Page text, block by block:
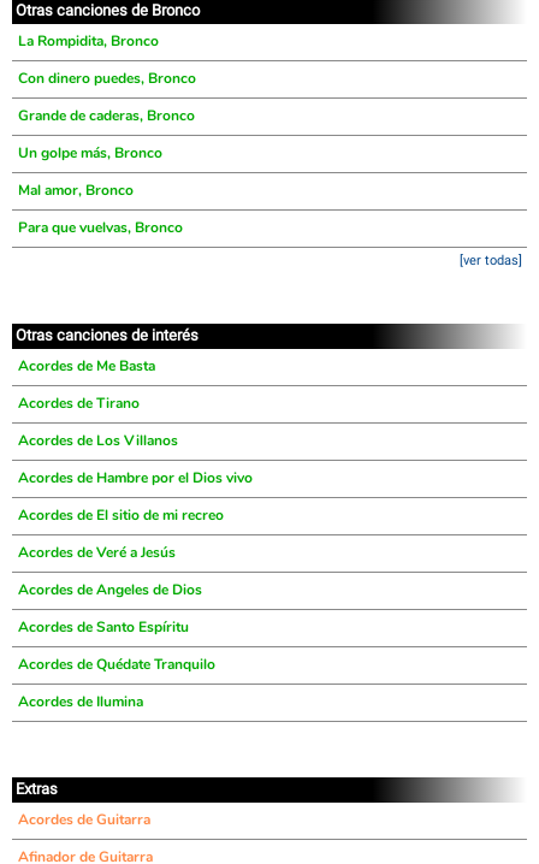
Otras canciones de Bronco
La Rompidita, Bronco
Con dinero puedes, Bronco
Grande de caderas, Bronco
Un golpe más, Bronco
Mal amor, Bronco
Para que vuelvas, Bronco
[ver todas]
Otras canciones de interés
Acordes de Me Basta
Acordes de Tirano
Acordes de Los Villanos
Acordes de Hambre por el Dios vivo
Acordes de El sitio de mi recreo
Acordes de Veré a Jesús
Acordes de Angeles de Dios
Acordes de Santo Espíritu
Acordes de Quédate Tranquilo
Acordes de Ilumina
Extras
Acordes de Guitarra
Afinador de Guitarra